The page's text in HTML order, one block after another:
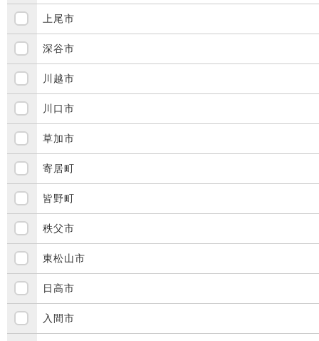
上尾市
深谷市
川越市
川口市
草加市
寄居町
皆野町
秩父市
東松山市
日高市
入間市